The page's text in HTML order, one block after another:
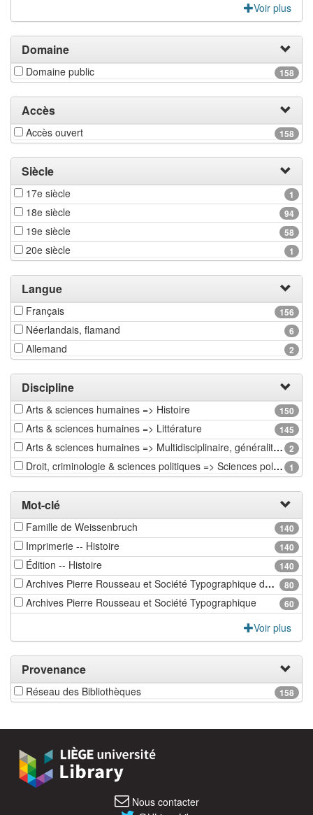
Voir plus
Domaine
158
Domaine public
Accès
158
Accès ouvert
Siècle
1
17e siècle
94
18e siècle
58
19e siècle
1
20e siècle
Langue
156
Français
6
Néerlandais, flamand
2
Allemand
Discipline
150
Arts & sciences humaines => Histoire
145
Arts & sciences humaines => Littérature
2
Arts & sciences humaines => Multidisciplinaire, généralités & autres
1
Droit, criminologie & sciences politiques => Sciences politiques, administration publique & relations internationales
Mot-clé
140
Famille de Weissenbruch
140
Imprimerie -- Histoire
140
Édition -- Histoire
80
Archives Pierre Rousseau et Société Typographique de Bouillon
60
Archives Pierre Rousseau et Société Typographique
Voir plus
Provenance
158
Réseau des Bibliothèques
Nous contacter